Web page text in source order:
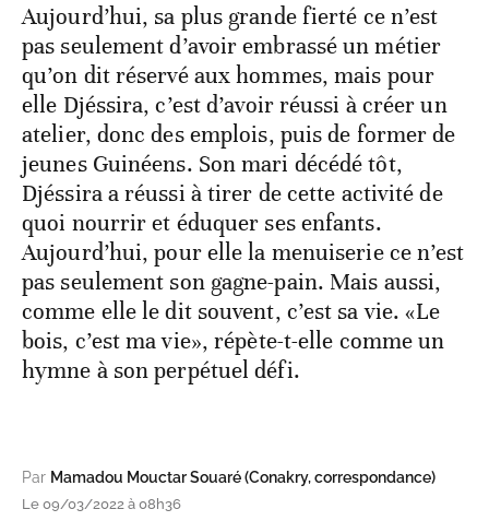
Aujourd’hui, sa plus grande fierté ce n’est
pas seulement d’avoir embrassé un métier
qu’on dit réservé aux hommes, mais pour
elle Djéssira, c’est d’avoir réussi à créer un
atelier, donc des emplois, puis de former de
jeunes Guinéens. Son mari décédé tôt,
Djéssira a réussi à tirer de cette activité de
quoi nourrir et éduquer ses enfants.
Aujourd’hui, pour elle la menuiserie ce n’est
pas seulement son gagne-pain. Mais aussi,
comme elle le dit souvent, c’est sa vie. «Le
bois, c’est ma vie», répète-t-elle comme un
hymne à son perpétuel défi.
Par Mamadou Mouctar Souaré (Conakry, correspondance)
Le 09/03/2022 à 08h36